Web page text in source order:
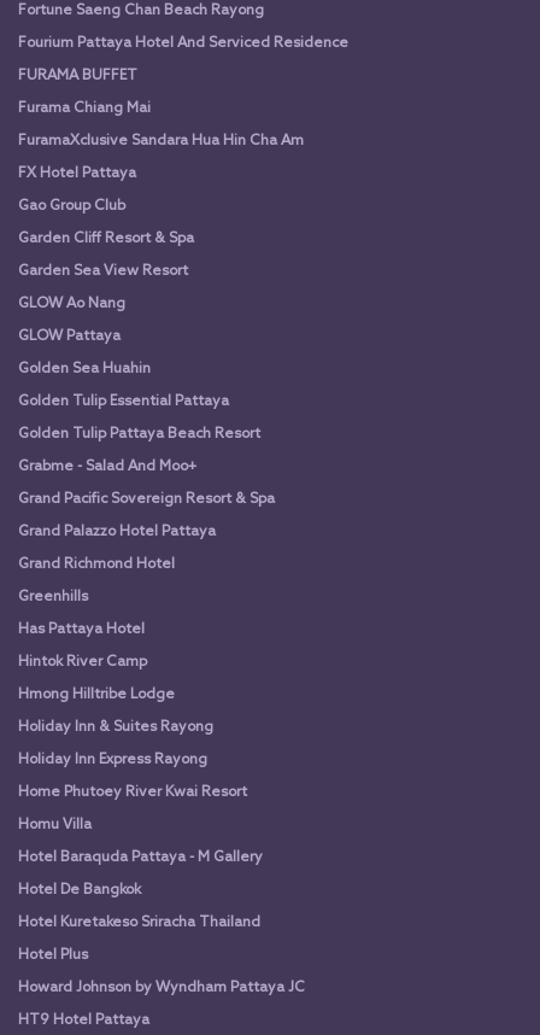
Fortune Saeng Chan Beach Rayong
Fourium Pattaya Hotel And Serviced Residence
FURAMA BUFFET
Furama Chiang Mai
FuramaXclusive Sandara Hua Hin Cha Am
FX Hotel Pattaya
Gao Group Club
Garden Cliff Resort & Spa
Garden Sea View Resort
GLOW Ao Nang
GLOW Pattaya
Golden Sea Huahin
Golden Tulip Essential Pattaya
Golden Tulip Pattaya Beach Resort
Grabme - Salad And Moo+
Grand Pacific Sovereign Resort & Spa
Grand Palazzo Hotel Pattaya
Grand Richmond Hotel
Greenhills
Has Pattaya Hotel
Hintok River Camp
Hmong Hilltribe Lodge
Holiday Inn & Suites Rayong
Holiday Inn Express Rayong
Home Phutoey River Kwai Resort
Homu Villa
Hotel Baraquda Pattaya - M Gallery
Hotel De Bangkok
Hotel Kuretakeso Sriracha Thailand
Hotel Plus
Howard Johnson by Wyndham Pattaya JC
HT9 Hotel Pattaya